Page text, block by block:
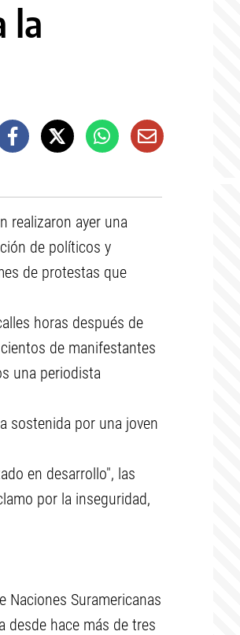
la
realizaron ayer una
de políticos y
de protestas que
horas después de
de manifestantes
una periodista
sostenida por una joven
en desarrollo", las
por la inseguridad,
Naciones Suramericanas
desde hace más de tres